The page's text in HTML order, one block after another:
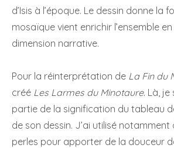
d’Isis à l’époque. Le dessin donne la
mosaïque vient enrichir l’ensemble
dimension narrative.
Pour la réinterprétation de La Fin du
créé Les Larmes du Minotaure. Là, je
partie de la signification du tableau
de son dessin. J’ai utilisé notamment
perles pour apporter de la douceur